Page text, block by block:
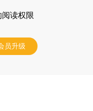
阅读权限
员升级